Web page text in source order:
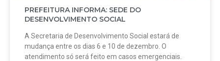
PREFEITURA INFORMA: SEDE DO
DESENVOLVIMENTO SOCIAL
A Secretaria de Desenvolvimento Social estará de
mudança entre os dias 6 e 10 de dezembro. O
atendimento só será feito em casos emergenciais.